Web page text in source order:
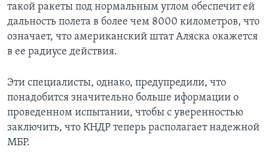
такой ракеты под нормальным углом обеспечит ей
дальность полета в более чем 8000 километров, что
означает, что американский штат Аляска окажется
в ее радиусе действия.
Эти специалисты, однако, предупредили, что
понадобится значительно больше иформации о
проведенном испытании, чтобы с уверенностью
заключить, что КНДР теперь располагает надежной
МБР.